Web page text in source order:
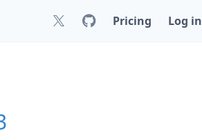
Pricing Log in